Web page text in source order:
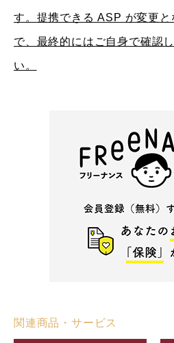
す。提携できる ASP が変更
で、最終的にはご自身で確認
い。
関連商品・サービス